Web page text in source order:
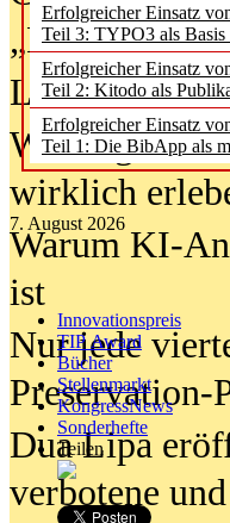
Erfolgreicher Einsatz
Teil 3: TYPO3 als
Erfolgreicher Einsatz
Teil 2: Kitodo als
Erfolgreicher Einsatz
Teil 1: Die BibApp als
7. August 2026
Innovationspreis
TIP Award
Bücher
Stellenmarkt
KongressNews
Sonderhefte
Teilen
„Library of
Lesen als
Wie
wirklich
Warum KI-
ist
Nur jede
Preservation-
Dua Lipa
verbotene